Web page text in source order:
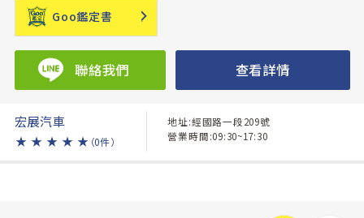
Goo鑑定書
聯絡我們 查看詳情
宏展汽車
★ ★ ★ ★ ★ （0件）
地址:經國路一段209號
營業時間:09:30~17:30